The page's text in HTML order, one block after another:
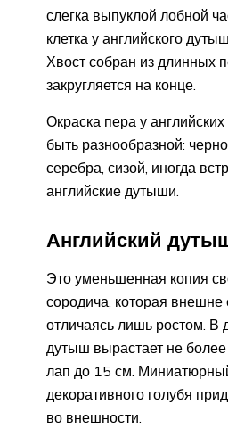
слегка выпуклой лобной
клетка у английского
Хвост собран из длинных
закругляется на конце.
Окраска пера у
быть разнообразной:
серебра, сизой, иногда
английские дутыши.
Английский
Это уменьшенная копия
сородича, которая внешне
отличаясь лишь ростом. В
дутыш вырастает не
лап до 15 см.
декоративного голубя
во внешности.